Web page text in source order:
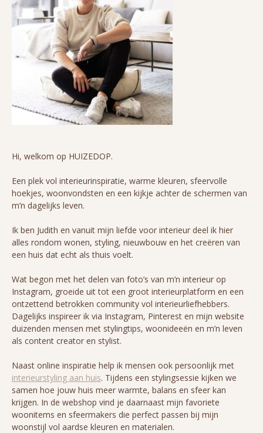
Hi, welkom op HUIZEDOP.
Een plek vol interieurinspiratie, warme kleuren, sfeervolle
hoekjes, woonvondsten en een kijkje achter de schermen van
m’n dagelijks leven.
Ik ben Judith en vanuit mijn liefde voor interieur deel ik hier
alles rondom wonen, styling, nieuwbouw en het creëren van
een huis dat echt als thuis voelt.
Wat begon met het delen van foto’s van m’n interieur op
Instagram, groeide uit tot een groot interieurplatform en een
ontzettend betrokken community vol interieurliefhebbers.
Dagelijks inspireer ik via Instagram, Pinterest en mijn website
duizenden mensen met stylingtips, woonideeën en m’n leven
als content creator en stylist.
Naast online inspiratie help ik mensen ook persoonlijk met
interieurstyling aan huis. Tijdens een stylingsessie kijken we
samen hoe jouw huis meer warmte, balans en sfeer kan
krijgen. In de webshop vind je daarnaast mijn favoriete
woonitems en sfeermakers die perfect passen bij mijn
woonstijl vol aardse kleuren en materialen.